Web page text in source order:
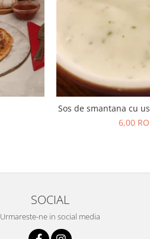
Sos de smantana cu
6,00
SOCIAL
Urmareste-ne in social media